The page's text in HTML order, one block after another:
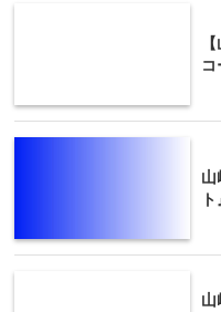
コ
山
山